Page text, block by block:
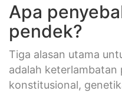
Apa
pendek?
Tiga alasan utama
adalah keterlambatan
konstitusional,